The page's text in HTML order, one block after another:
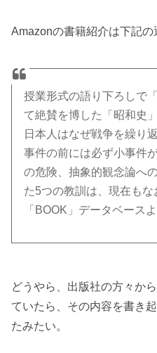
Amazonの書籍紹介は下記の
授業形式の語り下ろしで
て絶賛を博した「昭和史
日本人はなぜ戦争を繰り
事件の前には必ず小事件
の危険、抽象的観念論へ
た5つの教訓は、現在も
「BOOK」データベースよ
どうやら、出版社の方々か
ていたら、その内容を書き
たみたい。